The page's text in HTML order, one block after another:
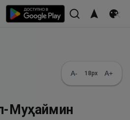
A- 18px A+
Муҳаймин